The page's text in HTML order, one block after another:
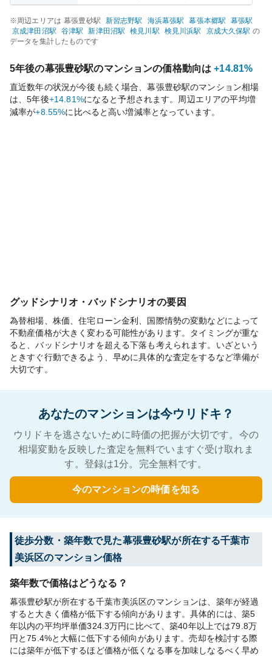
※周辺エリアは 幕張豊砂駅 新習志野駅 海浜幕張駅 幕張本郷駅 幕張駅
京成津田沼駅 谷津駅 新津田沼駅 検見川駅 検見川浜駅 京成大久保駅 の
データを集計したものです
5年後の幕張豊砂駅のマンションの価格動向は +14.81%
直近数年の状況が今後も続く場合、幕張豊砂駅のマンション相場
は、5年後+14.81%になると予想されます。周辺エリアの平均増
減率が+8.55%に比べると高い増減率となっています。
グッドシナリオ・バッドシナリオの要因
為替相場、株価、住宅ローン金利、国際情勢の変動などによって
不動産価格が大きく変わる可能性があります。タイミングが重な
ると、バッドシナリオを超える下落も考えられます。いざという
ときすぐ行動できるよう、早めに具体的な査定をするなど準備が
大切です。
あなたのマンションは今ウリドキ？
ウリドキを逃さないために時価の把握が大切です。今の
相場変動を反映した査定を無料でいますぐ受け取れま
す。登録は1分。完全無料です。
今のマンションの時価を知る
徒歩分数・築年数で見た幕張豊砂駅が所在する千葉市
美浜区のマンション価格
築年数で価格はどうなる？
幕張豊砂駅が所在する千葉市美浜区のマンションは、築年が経過
すると大きく価格が低下する傾向があります。具体的には、築5
年以内の平均坪単価324.3万円に比べて、築40年以上では79.8万
円と75.4%と大幅に低下する傾向があります。売却を検討する際
には築年が低下するほど価格が低くなる事を加味しなるべく早め